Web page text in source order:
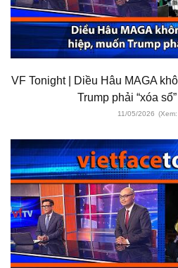
VF Tonight | Diều Hâu MAGA
Trump phải “xóa
11/05/2026